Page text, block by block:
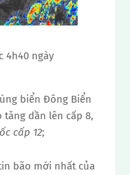
4h40 ngày
biển Đông Biển
dần lên cấp 8,
cấp 12;
bão mới nhất của